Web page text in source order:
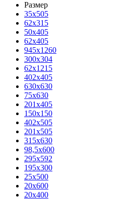
Размер
35х505
62x315
50x405
62х405
945x1260
300x304
62x1215
402x405
630x630
75x630
201x405
150x150
402x505
201x505
315x630
98,5х600
295x592
195х300
25x500
20х600
20х400